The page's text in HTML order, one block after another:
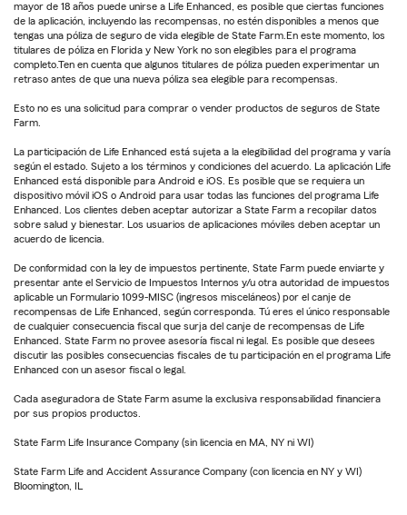
mayor de 18 años puede unirse a Life Enhanced, es posible que ciertas funciones
de la aplicación, incluyendo las recompensas, no estén disponibles a menos que
tengas una póliza de seguro de vida elegible de State Farm.En este momento, los
titulares de póliza en Florida y New York no son elegibles para el programa
completo.Ten en cuenta que algunos titulares de póliza pueden experimentar un
retraso antes de que una nueva póliza sea elegible para recompensas.
Esto no es una solicitud para comprar o vender productos de seguros de State
Farm.
La participación de Life Enhanced está sujeta a la elegibilidad del programa y varía
según el estado. Sujeto a los términos y condiciones del acuerdo. La aplicación Life
Enhanced está disponible para Android e iOS. Es posible que se requiera un
dispositivo móvil iOS o Android para usar todas las funciones del programa Life
Enhanced. Los clientes deben aceptar autorizar a State Farm a recopilar datos
sobre salud y bienestar. Los usuarios de aplicaciones móviles deben aceptar un
acuerdo de licencia.
De conformidad con la ley de impuestos pertinente, State Farm puede enviarte y
presentar ante el Servicio de Impuestos Internos y/u otra autoridad de impuestos
aplicable un Formulario 1099-MISC (ingresos misceláneos) por el canje de
recompensas de Life Enhanced, según corresponda. Tú eres el único responsable
de cualquier consecuencia fiscal que surja del canje de recompensas de Life
Enhanced. State Farm no provee asesoría fiscal ni legal. Es posible que desees
discutir las posibles consecuencias fiscales de tu participación en el programa Life
Enhanced con un asesor fiscal o legal.
Cada aseguradora de State Farm asume la exclusiva responsabilidad financiera
por sus propios productos.
State Farm Life Insurance Company (sin licencia en MA, NY ni WI)
State Farm Life and Accident Assurance Company (con licencia en NY y WI)
Bloomington, IL